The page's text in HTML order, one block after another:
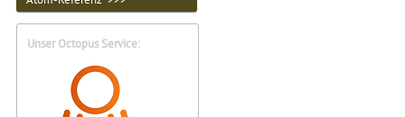
Unser Octopus Service: